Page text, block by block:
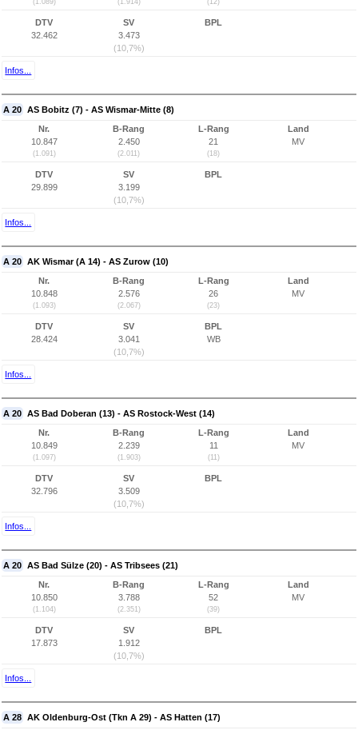
(1.089) (1.914) (12)
DTV
32.462
SV
3.473
(10,7%)
BPL
Infos...
A 20 AS Bobitz (7) - AS Wismar-Mitte (8)
Nr.
10.847
(1.091)
B-Rang
2.450
(2.011)
L-Rang
21
(18)
Land
MV
DTV
29.899
SV
3.199
(10,7%)
BPL
Infos...
A 20 AK Wismar (A 14) - AS Zurow (10)
Nr.
10.848
(1.093)
B-Rang
2.576
(2.067)
L-Rang
26
(23)
Land
MV
DTV
28.424
SV
3.041
(10,7%)
BPL
WB
Infos...
A 20 AS Bad Doberan (13) - AS Rostock-West (14)
Nr.
10.849
(1.097)
B-Rang
2.239
(1.903)
L-Rang
11
(11)
Land
MV
DTV
32.796
SV
3.509
(10,7%)
BPL
Infos...
A 20 AS Bad Sülze (20) - AS Tribsees (21)
Nr.
10.850
(1.104)
B-Rang
3.788
(2.351)
L-Rang
52
(39)
Land
MV
DTV
17.873
SV
1.912
(10,7%)
BPL
Infos...
A 28 AK Oldenburg-Ost (Tkn A 29) - AS Hatten (17)